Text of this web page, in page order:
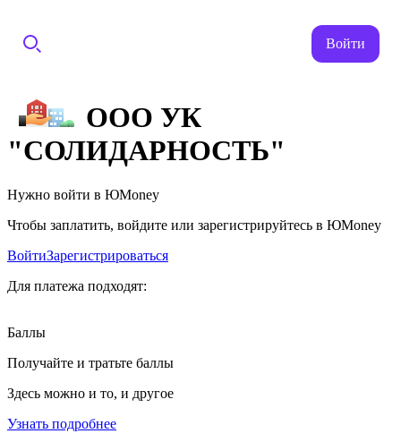
Войти
ООО УК
"СОЛИДАРНОСТЬ"
Нужно войти в ЮMoney
Чтобы заплатить, войдите или зарегистрируйтесь в ЮMoney
ВойтиЗарегистрироваться
Для платежа подходят:
Баллы
Получайте и тратьте баллы
Здесь можно и то, и другое
Узнать подробнее